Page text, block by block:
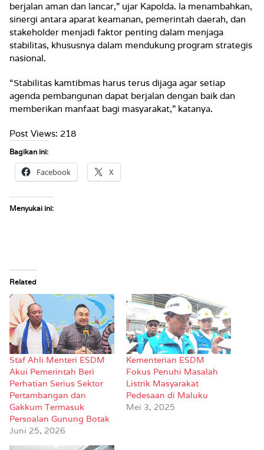
berjalan aman dan lancar,” ujar Kapolda. Ia menambahkan,
sinergi antara aparat keamanan, pemerintah daerah, dan
stakeholder menjadi faktor penting dalam menjaga
stabilitas, khususnya dalam mendukung program strategis
nasional.
“Stabilitas kamtibmas harus terus dijaga agar setiap
agenda pembangunan dapat berjalan dengan baik dan
memberikan manfaat bagi masyarakat,” katanya.
Post Views: 218
Bagikan ini:
Facebook X
Menyukai ini:
Related
Staf Ahli Menteri ESDM
Akui Pemerintah Beri
Perhatian Serius Sektor
Pertambangan dan
Gakkum Termasuk
Persoalan Gunung Botak
Juni 25, 2026
Kementerian ESDM
Fokus Penuhi Masalah
Listrik Masyarakat
Pedesaan di Maluku
Mei 3, 2025